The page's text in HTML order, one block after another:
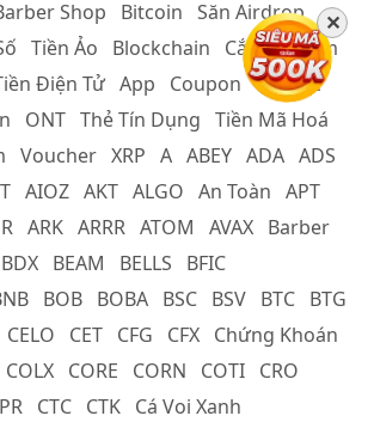
Shop Bitcoin Săn Airdrop
Tiền Ảo Blockchain
Cắt Tóc Nam
Điện Tử App Coupon Cắt Tóc
ONT Thẻ Tín Dụng Tiền Mã Hoá
Voucher XRP A ABEY ADA ADS
AIOZ AKT ALGO An Toàn APT
ARK ARRR ATOM AVAX Barber
BDX BEAM BELLS
BFIC
BOB BOBA BSC BSV BTC BTG
CELO CET CFG CFX Chứng Khoán
COLX CORE CORN COTI CRO
CTC CTK Cá Voi Xanh
✕